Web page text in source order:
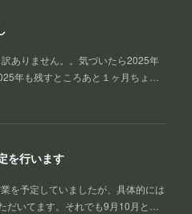
ありません。。気づいたら2025年
年も残すところあと１ヶ月ちょ…
を行います
を予定していましたが、具体的には
だいてます。それでも9月10月と…